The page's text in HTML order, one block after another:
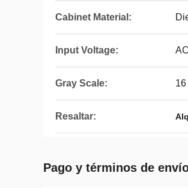
Cabinet Material:
Input Voltage:
Gray Scale:
Resaltar:
Pago y términos de